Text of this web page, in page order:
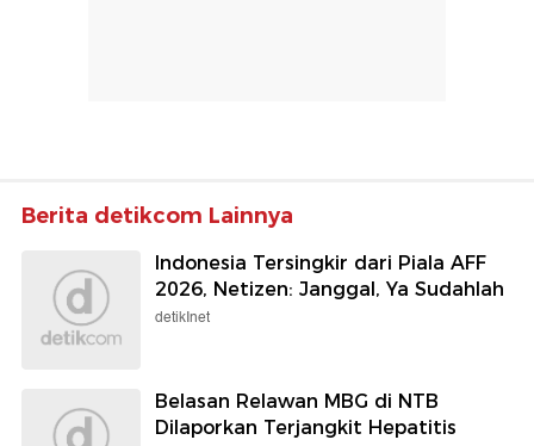
Berita detikcom Lainnya
Indonesia Tersingkir dari Piala AFF
2026, Netizen: Janggal, Ya Sudahlah
detikInet
Belasan Relawan MBG di NTB
Dilaporkan Terjangkit Hepatitis